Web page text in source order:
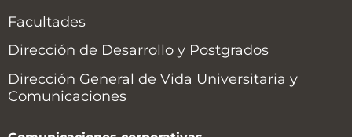
Facultades
Dirección de Desarrollo y Postgrados
Dirección General de Vida Universitaria y
Comunicaciones